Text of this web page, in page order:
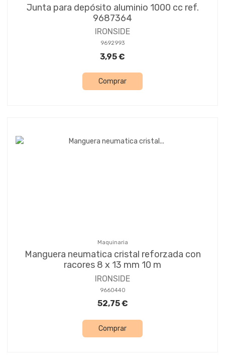
Junta para depósito aluminio 1000 cc ref.
9687364
IRONSIDE
9692993
3,95 €
Comprar
Maquinaria
Manguera neumatica cristal reforzada con
racores 8 x 13 mm 10 m
IRONSIDE
9660440
52,75 €
Comprar